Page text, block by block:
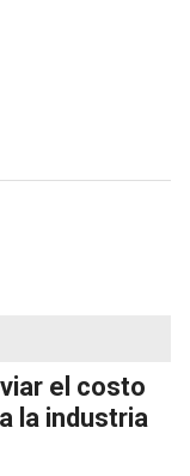
el costo
la industria